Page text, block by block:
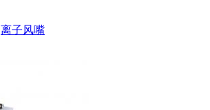
离子风嘴